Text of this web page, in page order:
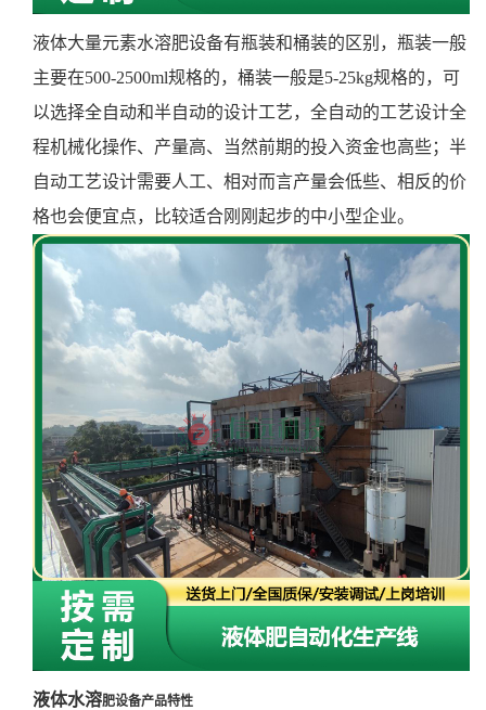
液体大量元素水溶肥设备有瓶装和桶装的区别，瓶装一般
主要在500-2500ml规格的，桶装一般是5-25kg规格的，可
以选择全自动和半自动的设计工艺，全自动的工艺设计全
程机械化操作、产量高、当然前期的投入资金也高些；半
自动工艺设计需要人工、相对而言产量会低些、相反的价
格也会便宜点，比较适合刚刚起步的中小型企业。
液体水溶肥设备产品特性